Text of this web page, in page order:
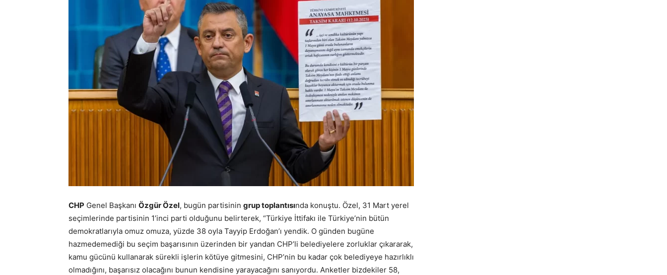
CHP Genel Başkanı Özgür Özel, bugün partisinin grup toplantısında konuştu. Özel, 31 Mart yerel
seçimlerinde partisinin 1’inci parti olduğunu belirterek, “Türkiye İttifakı ile Türkiye’nin bütün
demokratlarıyla omuz omuza, yüzde 38 oyla Tayyip Erdoğan’ı yendik. O günden bugüne
hazmedemediği bu seçim başarısının üzerinden bir yandan CHP’li belediyelere zorluklar çıkararak,
kamu gücünü kullanarak sürekli işlerin kötüye gitmesini, CHP’nin bu kadar çok belediyeye hazırlıklı
olmadığını, başarısız olacağını bunun kendisine yarayacağını sanıyordu. Anketler bizdekiler 58,